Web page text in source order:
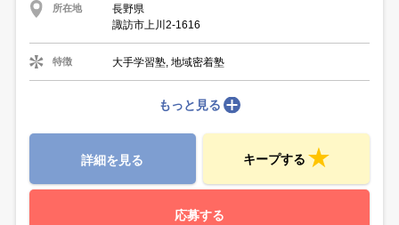
所在地
長野県
諏訪市上川2-1616
特徴 大手学習塾, 地域密着塾
もっと見る
詳細を見る キープする
応募する